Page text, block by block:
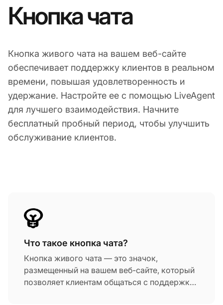
Кнопка чата
Кнопка живого чата на вашем веб-сайте
обеспечивает поддержку клиентов в реальном
времени, повышая удовлетворенность и
удержание. Настройте ее с помощью LiveAgent
для лучшего взаимодействия. Начните
бесплатный пробный период, чтобы улучшить
обслуживание клиентов.
Что такое кнопка чата?
Кнопка живого чата — это значок,
размещенный на вашем веб-сайте, который
позволяет клиентам общаться с поддержкой